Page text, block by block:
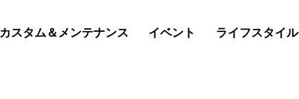
カスタム＆メンテナンス イベント ライフスタイル